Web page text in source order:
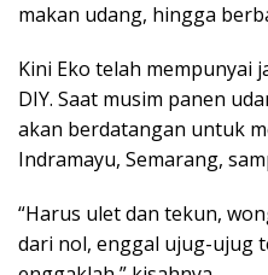
makan udang, hingga
Kini Eko telah mempunyai
DIY. Saat musim panen
akan berdatangan untuk
Indramayu, Semarang,
“Harus ulet dan tekun,
dari nol, enggal ujug-ujug